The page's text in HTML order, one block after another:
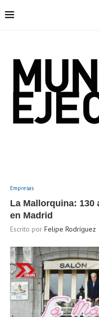
Empresas
La Mallorquina:
en Madrid
Escrito por Felipe Rodríguez